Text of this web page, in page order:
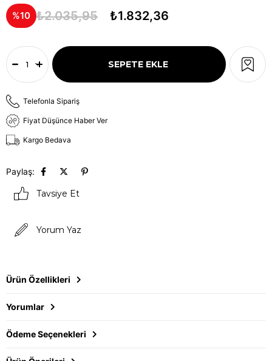
10 ₺2.035,95 ₺1.832,36
Telefonla Sipariş
Fiyat Düşünce Haber Ver
Kargo Bedava
Paylaş:
Tavsiye Et
Yorum Yaz
Ürün Özellikleri
Yorumlar
Ödeme Seçenekleri